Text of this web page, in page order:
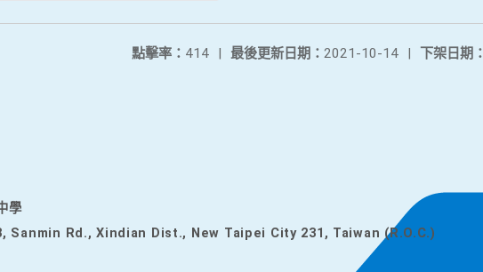
下架日期：
最後更新日期： 2021-10-14 |
點擊率： 414 |
學
Sanmin Rd., Xindian Dist., New Taipei City 231, Taiwan (R.O.C.)